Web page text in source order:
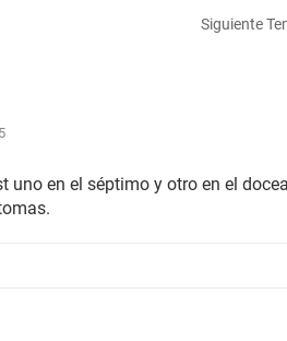
Siguiente
uno en el séptimo y otro en el